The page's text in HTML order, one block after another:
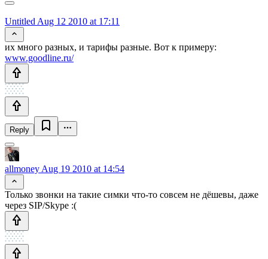
Untitled Aug 12 2010 at 17:11
их много разных, и тарифы разные. Вот к примеру:
www.goodline.ru/
Reply
allmoney Aug 19 2010 at 14:54
Только звонки на такие симки что-то совсем не дёшевы, даже
через SIP/Skype :(